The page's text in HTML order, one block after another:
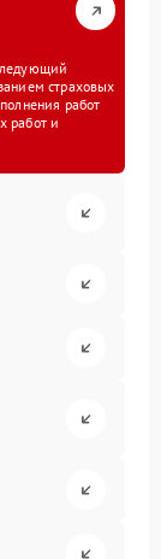
страховых
работ
работ и